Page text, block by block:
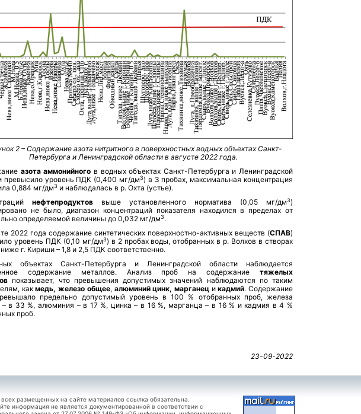
2 – Содержание азота нитритного в поверхностных водных объектах Санкт-
Петербурга и Ленинградской области в августе 2022 года.
азота аммонийного в водных объектах Санкт-Петербурга и Ленинградской
превысило уровень ПДК (0,400 мг/дм3) в 3 пробах, максимальная концентрация
0,884 мг/дм3 и наблюдалась в р. Охта (устье).
нефтепродуктов выше установленного норматива (0,05 мг/дм3)
не было, диапазон концентраций показателя находился в пределах от
определяемой величины до 0,032 мг/дм3.
2022 года содержание синтетических поверхностно-активных веществ (СПАВ)
уровень ПДК (0,10 мг/дм3) в 2 пробах воды, отобранных в р. Волхов в створах
г. Кириши – 1,8 и 2,5 ПДК соответственно.
объектах Санкт-Петербурга и Ленинградской области наблюдается
содержание металлов. Анализ проб на содержание тяжелых
показывает, что превышения допустимых значений наблюдаются по таким
какмедь, железо общее, алюминий цинк, марганец икадмий. Содержание
предельно допустимый уровень в 100 % отобранных проб, железа
в 33 %, алюминия – в 17 %, цинка – в 16 %, марганца – в 16 % и кадмия в 4 %
проб.
23-09-2022
размещенных на сайте материалов ссылка обязательна.
информация не является документированной в соответствии с